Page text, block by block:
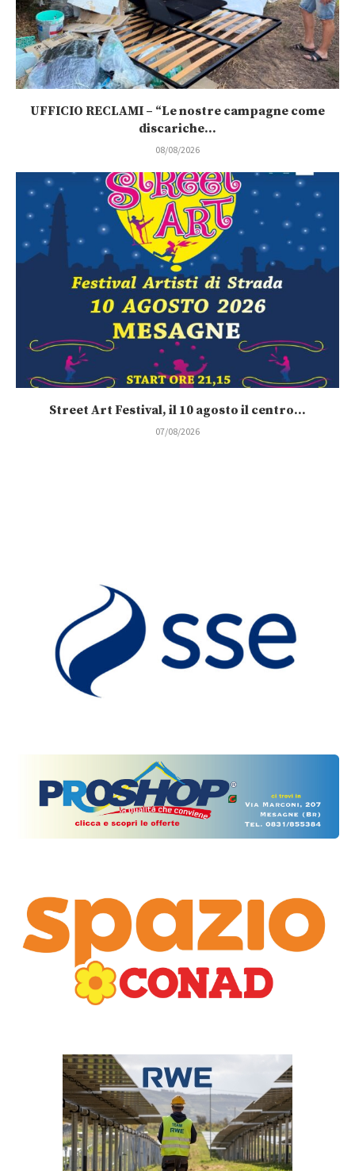
UFFICIO RECLAMI – “Le nostre campagne come
discariche...
08/08/2026
Street Art Festival, il 10 agosto il centro...
07/08/2026